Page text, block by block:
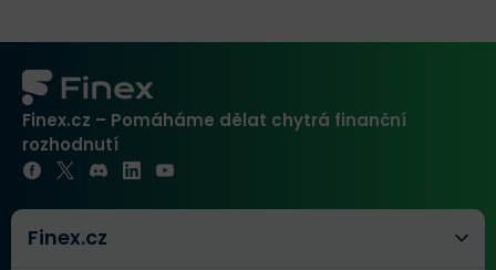
Finex.cz – Pomáháme dělat chytrá finanční
rozhodnutí
Finex.cz